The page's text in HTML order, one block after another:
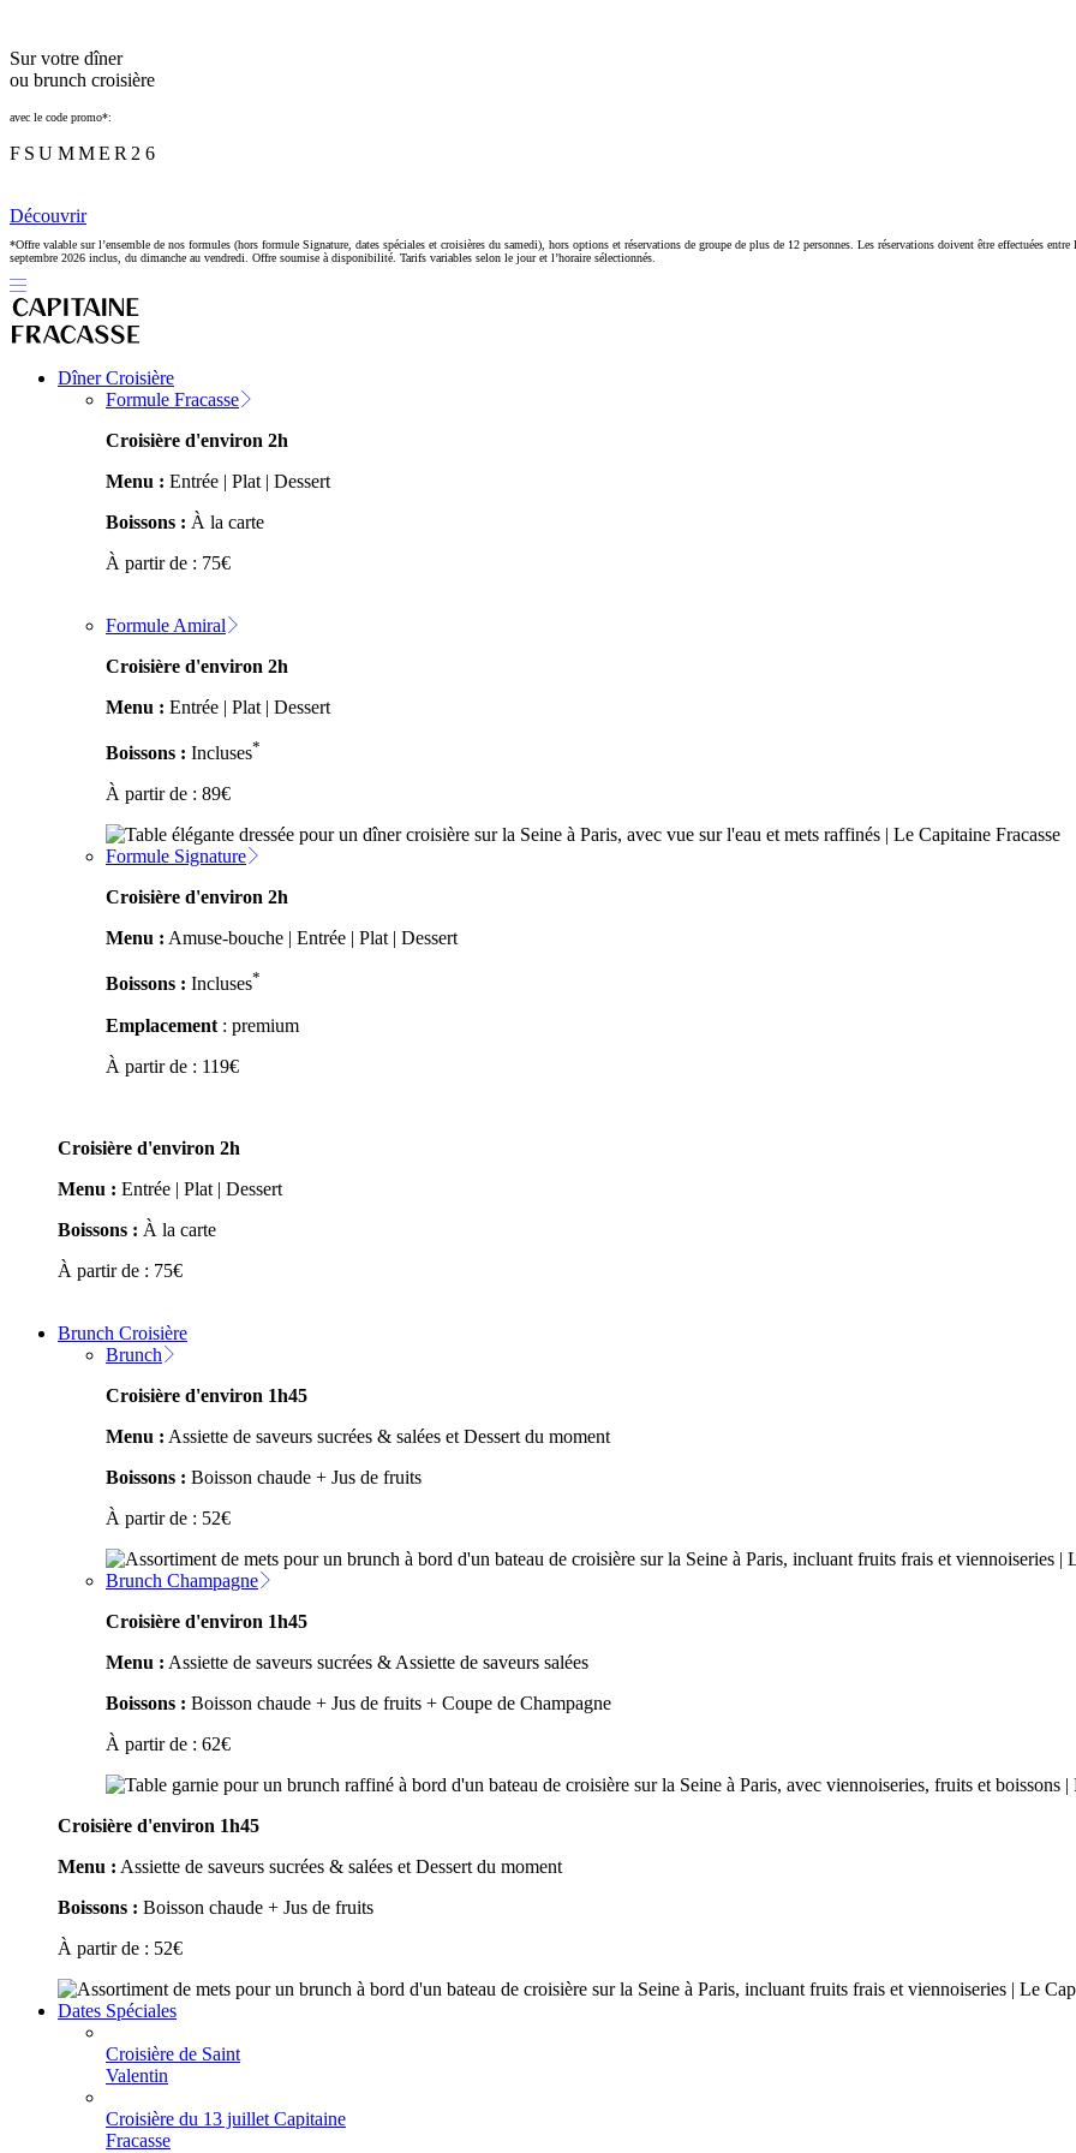
Sur votre dîner
ou brunch croisière
avec le code promo*:
FSUMMER26
Découvrir
*Offre valable sur l’ensemble de nos formules (hors formule Signature, dates spéciales et croisières du samedi), hors options et réservations de groupe de plus de 12 personnes. Les réservations doivent être effectuées
septembre 2026 inclus, du dimanche au vendredi. Offre soumise à disponibilité. Tarifs variables selon le jour et l’horaire sélectionnés.
Dîner Croisière
Formule Fracasse
Croisière d'environ 2h
Menu : Entrée | Plat | Dessert
Boissons : À la carte
À partir de : 75€
Formule Amiral
Croisière d'environ 2h
Menu : Entrée | Plat | Dessert
Boissons : Incluses*
À partir de : 89€
Formule Signature
Croisière d'environ 2h
Menu : Amuse-bouche | Entrée | Plat | Dessert
Boissons : Incluses*
Emplacement : premium
À partir de : 119€
Croisière d'environ 2h
Menu : Entrée | Plat | Dessert
Boissons : À la carte
À partir de : 75€
Brunch Croisière
Brunch
Croisière d'environ 1h45
Menu : Assiette de saveurs sucrées & salées et Dessert du moment
Boissons : Boisson chaude + Jus de fruits
À partir de : 52€
Brunch Champagne
Croisière d'environ 1h45
Menu : Assiette de saveurs sucrées & Assiette de saveurs salées
Boissons : Boisson chaude + Jus de fruits + Coupe de Champagne
À partir de : 62€
Croisière d'environ 1h45
Menu : Assiette de saveurs sucrées & salées et Dessert du moment
Boissons : Boisson chaude + Jus de fruits
À partir de : 52€
Dates Spéciales
Croisière de Saint
Valentin
Croisière du 13 juillet Capitaine
Fracasse